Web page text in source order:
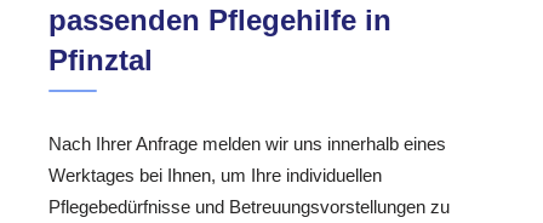
passenden Pflegehilfe in
Pfinztal
Nach Ihrer Anfrage melden wir uns innerhalb eines
Werktages bei Ihnen, um Ihre individuellen
Pflegebedürfnisse und Betreuungsvorstellungen zu